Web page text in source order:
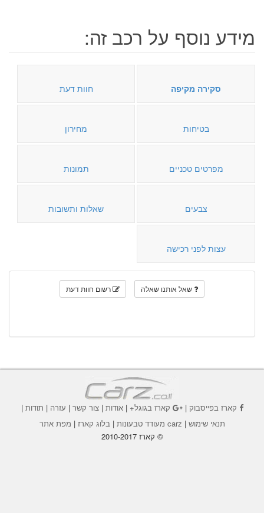
מידע נוסף על רכב זה:
סקירה מקיפה חוות דעת
בטיחות מחירון
מפרטים טכניים תמונות
צבעים שאלות ותשובות
עצות לפני רכישה
שאל אותנו שאלה רשום חוות דעת
קארז בפייסבוק| קארז בגוגל+|אודות |צור קשר | עזרה | תודות |
תנאי שימוש | carz מעודד טבעונות | בלוג קארז | מפת אתר
© קארז 2010-2017